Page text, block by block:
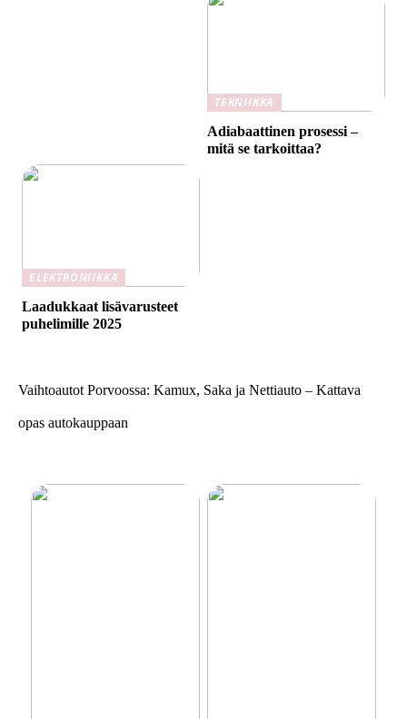
TEKNIIKKA
Adiabaattinen prosessi –
mitä se tarkoittaa?
ELEKTRONIIKKA
Laadukkaat lisävarusteet
puhelimille 2025
Vaihtoautot Porvoossa: Kamux, Saka ja Nettiauto – Kattava
opas autokauppaan